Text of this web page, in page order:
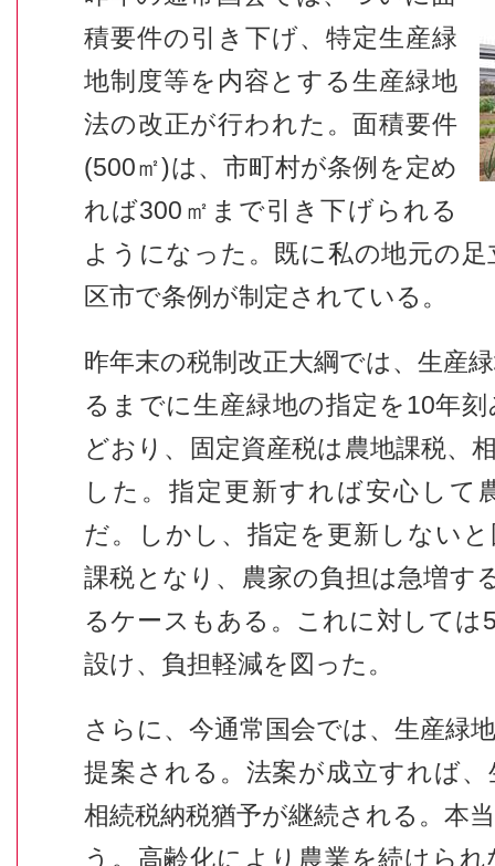
積要件の引き下げ、特定生産緑
地制度等を内容とする生産緑地
法の改正が行われた。面積要件
(500㎡)は、市町村が条例を定め
れば300㎡まで引き下げられる
ようになった。既に私の地元の
区市で条例が制定されている。
昨年末の税制改正大綱では、生産
るまでに生産緑地の指定を10年
どおり、固定資産税は農地課税、
した。指定更新すれば安心して
だ。しかし、指定を更新しない
課税となり、農家の負担は急増す
るケースもある。これに対しては
設け、負担軽減を図った。
さらに、今通常国会では、生産緑
提案される。法案が成立すれば
相続税納税猶予が継続される。本
う。高齢化により農業を続けら